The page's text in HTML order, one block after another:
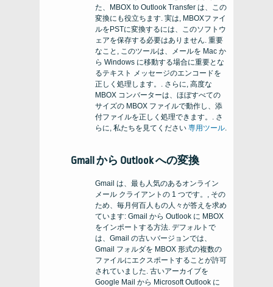
た、MBOX to Outlook Transfer は、この
変換にも役立ちます. 実は, MBOXファイ
ルをPSTに変換するには、このソフトウ
ェアを保存する必要はありません. 重要
なこと, このツールは、メールを Mac か
ら Windows に移動する場合に重要とな
るテキスト メッセージのエンコードを
正しく処理します。. さらに, 高度な
MBOX コンバーターは、ほぼすべての
サイズの MBOX ファイルで動作し、添
付ファイルを正しく処理できます。. さ
らに, 私たちを見てください 専用ツール
Gmail から Outlook への変換
Gmail は、最も人気のあるオンライン
メール クライアントの 1 つです。, その
ため、毎月何百人もの人々が答えを求め
ています: Gmail から Outlook に MBOX
をインポートする方法. デフォルトで
は、Gmail の古いバージョンでは、
Gmail フォルダを MBOX 形式の複数の
ファイルにエクスポートすることが許可
されていました. 古いアーカイブを
Google Mail から Microsoft Outlook に